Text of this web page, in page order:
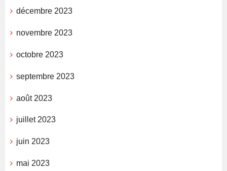
décembre 2023
novembre 2023
octobre 2023
septembre 2023
août 2023
juillet 2023
juin 2023
mai 2023